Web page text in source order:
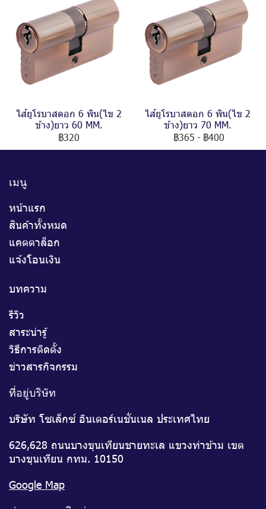
ไส้ยูโรบาสดอก 6 พิน(ไข 2
ข้าง)ยาว 60 MM.
฿320
ไส้ยูโรบาสดอก 6 พิน(ไข 2
ข้าง)ยาว 70 MM.
฿365 - ฿400
เมนู
หน้าแรก
สินค้าทั้งหมด
แคตตาล็อก
แจ้งโอนเงิน
บทความ
รีวิว
สาระน่ารู้
วิธีการติดตั้ง
ข่าวสารกิจกรรม
ที่อยู่บริษัท
บริษัท โซเล็กซ์ อินเตอร์เนชั่นเนล ประเทศไทย
626,628 ถนนบางขุนเทียนชายทะเล แขวงท่าข้าม เขต
บางขุนเทียน กทม. 10150
Google Map